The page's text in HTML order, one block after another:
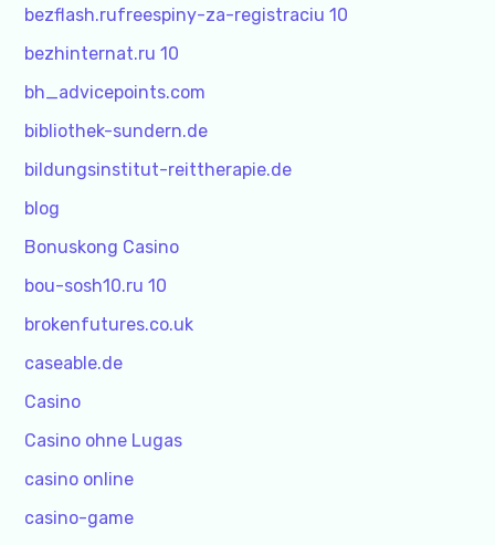
bezflash.rufreespiny-za-registraciu 10
bezhinternat.ru 10
bh_advicepoints.com
bibliothek-sundern.de
bildungsinstitut-reittherapie.de
blog
Bonuskong Casino
bou-sosh10.ru 10
brokenfutures.co.uk
caseable.de
Casino
Casino ohne Lugas
casino online
casino-game